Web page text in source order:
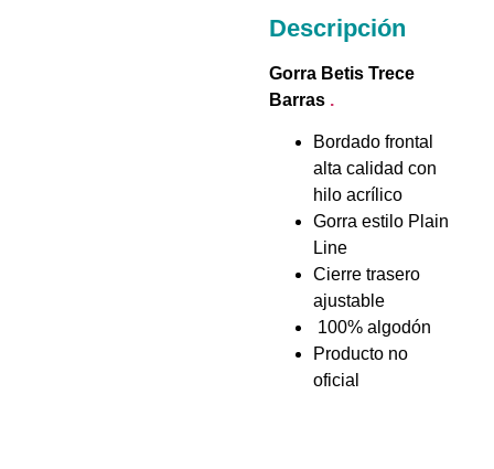
Descripción
Gorra Betis Trece
Barras .
Bordado frontal
alta calidad con
hilo acrílico
Gorra estilo Plain
Line
Cierre trasero
ajustable
100% algodón
Producto no
oficial